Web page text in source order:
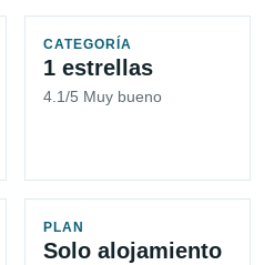
CATEGORÍA
1 estrellas
4.1/5 Muy bueno
PLAN
Solo alojamiento